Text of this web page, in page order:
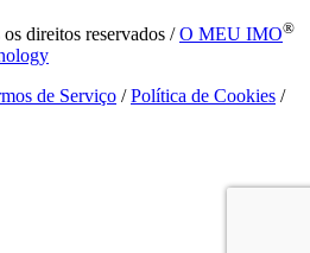
direitos reservados /O MEU IMO®
de Serviço /Política de Cookies /